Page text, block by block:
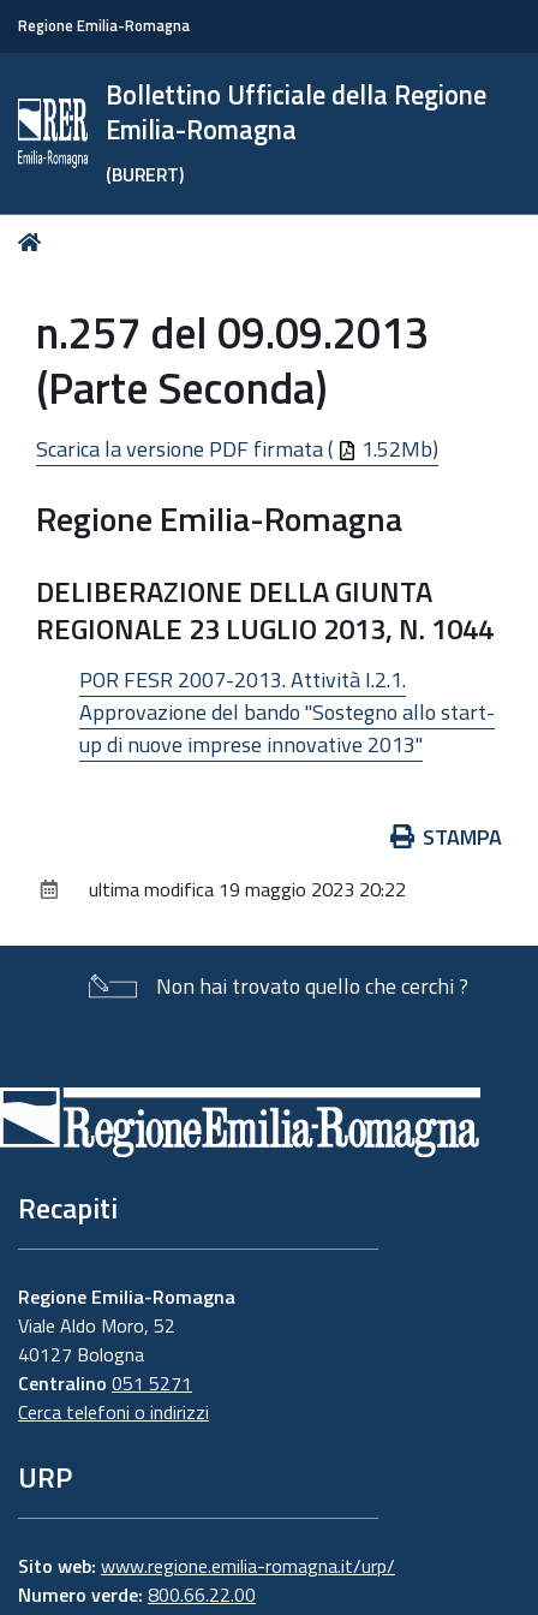
Regione Emilia-Romagna
Bollettino Ufficiale della Regione
Emilia-Romagna
(BURERT)
Tu
n.257 del 09.09.2013
(Parte Seconda)
Scarica la versione PDF firmata ( 1.52Mb)
Regione Emilia-Romagna
DELIBERAZIONE DELLA GIUNTA
REGIONALE 23 LUGLIO 2013, N. 1044
POR FESR 2007-2013. Attività I.2.1.
Approvazione del bando "Sostegno allo start-
up di nuove imprese innovative 2013"
documento
STAMPA
ultima modifica 19 maggio 2023 20:22
Non hai trovato quello che cerchi ?
di
pagina
Recapiti
Regione Emilia-Romagna
Viale Aldo Moro, 52
40127 Bologna
Centralino 051 5271
Cerca telefoni o indirizzi
URP
Sito web: www.regione.emilia-romagna.it/urp/
Numero verde: 800.66.22.00